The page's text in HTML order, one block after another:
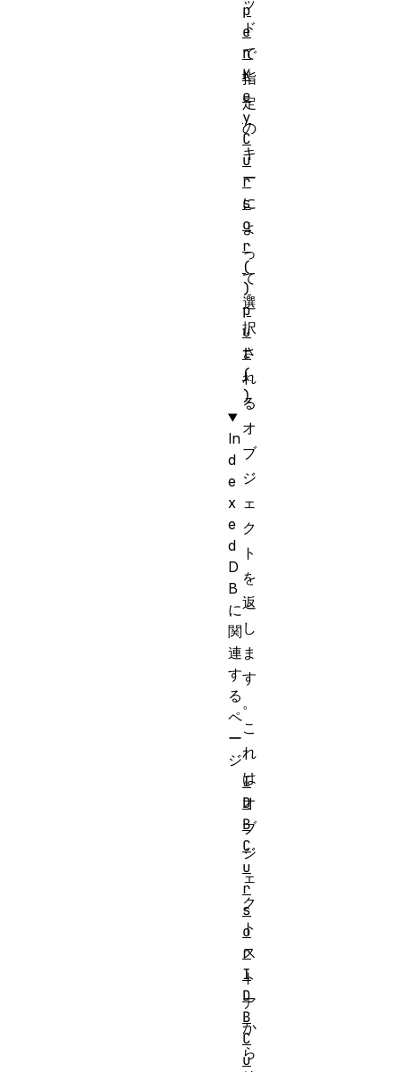
ド
で
指
定
の
キ
ー
に
よ
っ
て
選
択
さ
れ
る
オ
ブ
ジ
ェ
ク
ト
を
返
し
ま
す
。
こ
れ
は
オ
ブ
ジ
ェ
ク
ト
ス
ト
ア
か
ら
p
e
n
K
e
y
C
u
r
s
o
r
(
)
p
u
t
(
)
In
d
e
x
e
d
D
B
に
関
連
す
る
ペ
ー
ジ
I
D
B
C
u
r
s
o
r
I
D
B
C
u